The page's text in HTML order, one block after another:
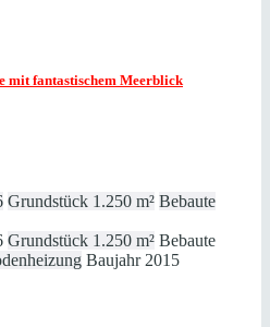
mit fantastischem Meerblick
Grundstück 1.250 m² Bebaute
Grundstück 1.250 m² Bebaute
Baujahr 2015